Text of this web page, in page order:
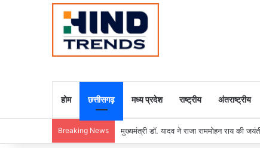
होम छत्तीसगढ़ मध्य प्रदेश राष्ट्रीय अंतराष्ट्रीय
Breaking News मुख्यमंत्री डॉ. यादव ने राजा राममोहन राय की